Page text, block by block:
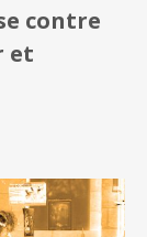
contre
et